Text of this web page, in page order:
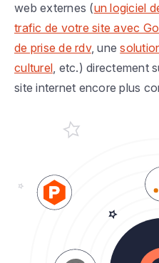
web externes (un logiciel
trafic de votre site avec
de prise de rdv, une
culturel, etc.) directement
site internet encore plus